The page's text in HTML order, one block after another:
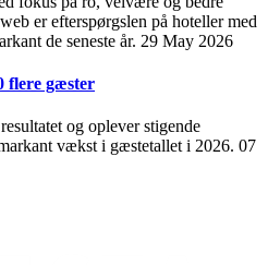
er efterspørgslen på hoteller med
de seneste år. 29 May 2026
flere gæster
og oplever stigende
vækst i gæstetallet i 2026. 07